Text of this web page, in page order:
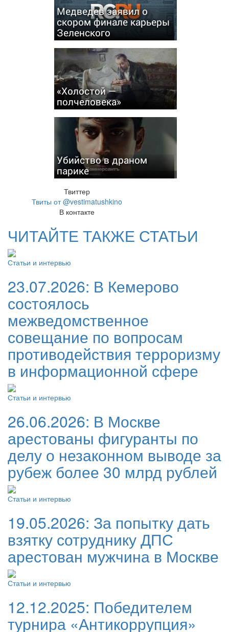
Медведев заявил о
скором финале карьеры
Зеленского
«Холостой —
полчеловека»
Убийство в драном
парике
Твиттер
Твиты от @vestimatushkino
В контакте
ЧИТАЙТЕ ТАКЖЕ СТАТЬИ
Статьи и интервью
23.07.2026: В Кемерово
состоялось
межведомственное
совещание по вопросам
противодействия терроризму
в информационной сфере
Статьи и интервью
26.06.2026: В Москве
арестованы фигуранты по
делу о незаконном выводе за
рубеж более 30 млрд рублей
Статьи и интервью
19.05.2026: За попытку дать
взятку сотруднику ДПС
арестован мужчина в Москве
Статьи и интервью
12.12.2025: Победителем
турнира «Антикоррупция»